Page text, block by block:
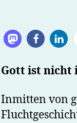
Gott ist nicht
Inmitten von